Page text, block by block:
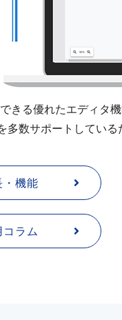
きる優れたエディタ
多数サポートしてい
機能
ラム